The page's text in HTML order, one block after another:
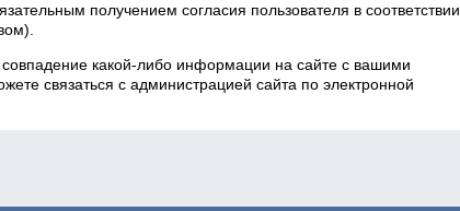
получением согласия пользователя в соответствии
какой‑либо информации на сайте с вашими
связаться с администрацией сайта по электронной